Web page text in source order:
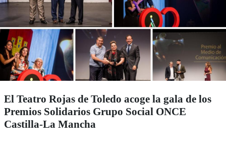
El Teatro Rojas de Toledo acoge la gala de los
Premios Solidarios Grupo Social ONCE
Castilla-La Mancha